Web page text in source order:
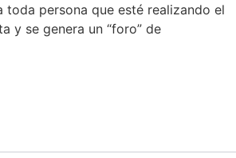
persona que esté realizando el
y se genera un “foro” de